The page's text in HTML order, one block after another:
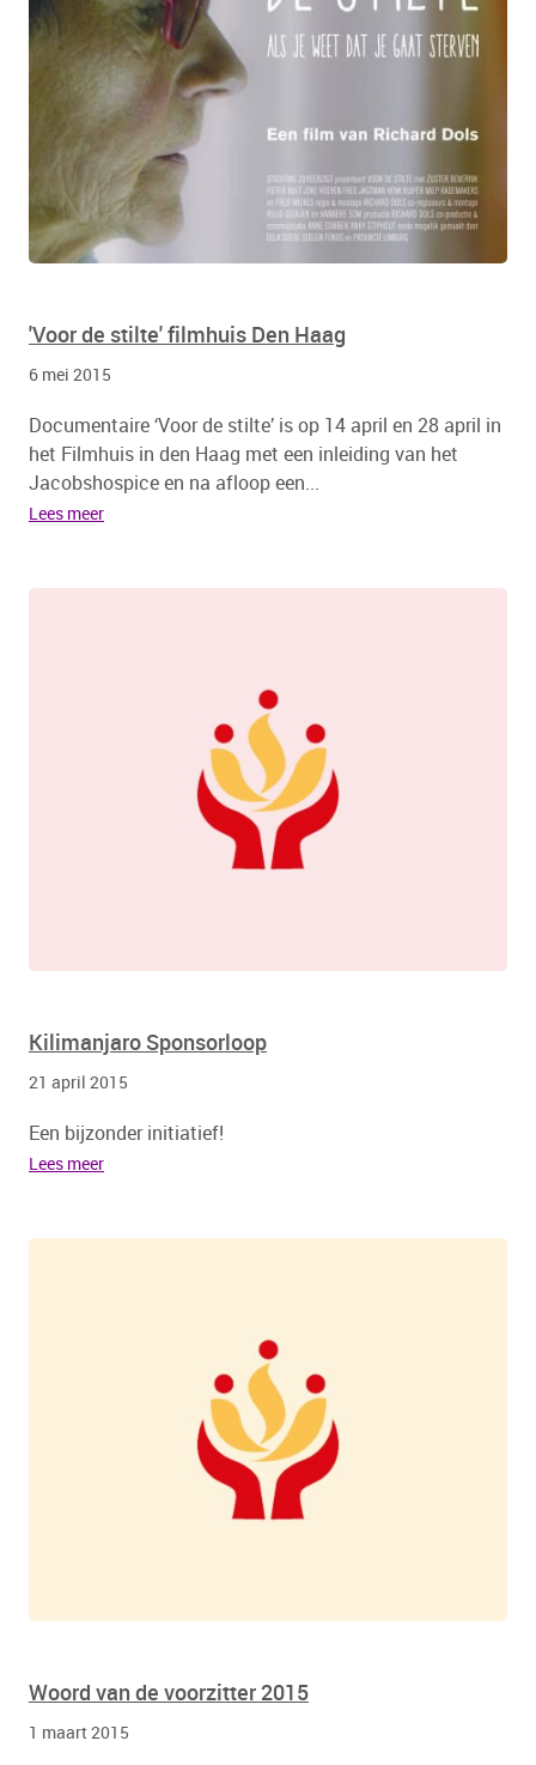
'Voor de stilte' filmhuis Den Haag
6 mei 2015
Documentaire ‘Voor de stilte’ is op 14 april en 28 april in
het Filmhuis in den Haag met een inleiding van het
Jacobshospice en na afloop een...
Lees meer
Kilimanjaro Sponsorloop
21 april 2015
Een bijzonder initiatief!
Lees meer
Woord van de voorzitter 2015
1 maart 2015